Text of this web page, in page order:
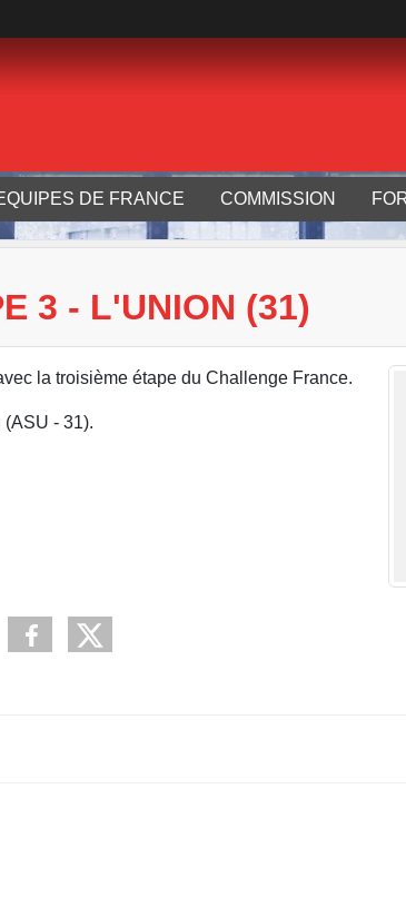
DE FRANCE COMMISSION
3 - L'UNION (31)
la troisième étape du Challenge France.
- 31).